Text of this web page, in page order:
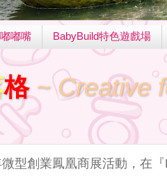
嘟嘴 BabyBuild特色遊戲場
格 ~ Creative
型創業鳳凰商展活動，在『